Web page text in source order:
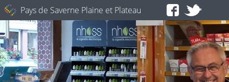
Pays de Saverne Plaine et Plateau